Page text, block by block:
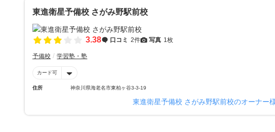
東進衛星予備校 さがみ野駅前校
3.38 口コミ 2件 写真 1枚
予備校 学習塾・塾
カード可
住所 神奈川県海老名市東柏ヶ谷3-3-19
東進衛星予備校 さがみ野駅前校のオーナー